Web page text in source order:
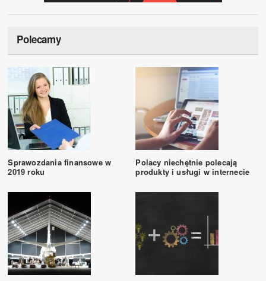
Polecamy
Sprawozdania finansowe w
2019 roku
Polacy niechętnie polecają
produkty i usługi w internecie